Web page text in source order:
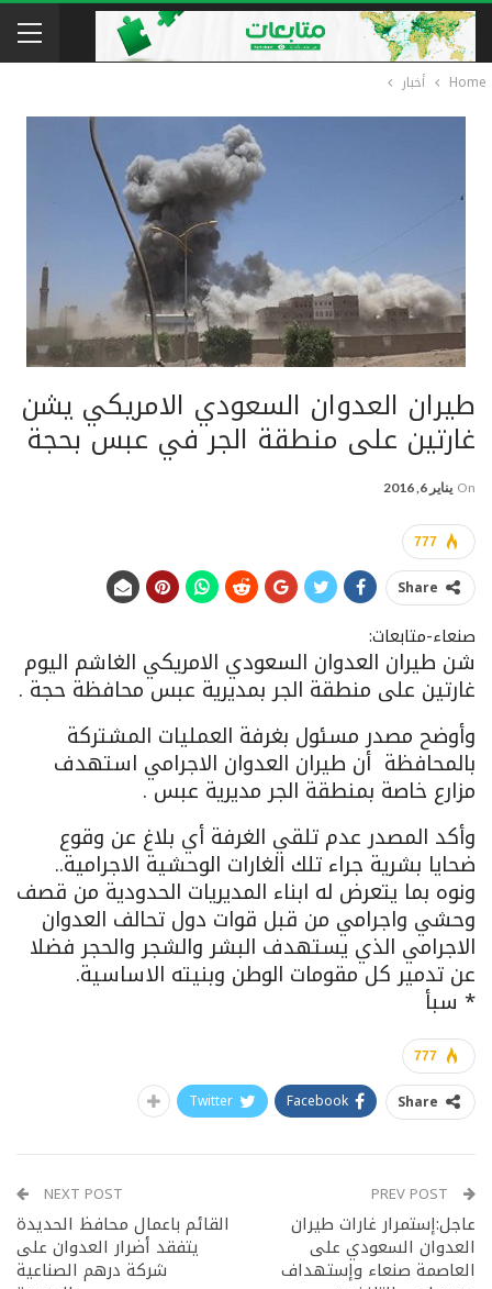
Home أخبار
طيران العدوان السعودي اﻻمريكي يشن
غارتين على منطقة الجر في عبس بحجة
On يناير 6, 2016
777
Share
صنعاء-متابعات:
شن طيران العدوان السعودي اﻻمريكي الغاشم اليوم
غارتين على منطقة الجر بمديرية عبس محافظة حجة .
وأوضح مصدر مسئول بغرفة العمليات المشتركة
بالمحافظة أن طيران العدوان اﻻجرامي استهدف
مزارع خاصة بمنطقة الجر مديرية عبس .
وأكد المصدر عدم تلقي الغرفة أي بلاغ عن وقوع
ضحايا بشرية جراء تلك الغارات الوحشية اﻻجرامية..
ونوه بما يتعرض له ابناء المديريات الحدودية من قصف
وحشي واجرامي من قبل قوات دول تحالف العدوان
اﻻجرامي الذي يستهدف البشر والشجر والحجر فضلا
عن تدمير كل مقومات الوطن وبنيته الاساسية.
* سبأ
777
Share
Facebook
Twitter
عاجل:إستمرار غارات طيران
العدوان السعودي على
العاصمة صنعاء وإستهداف
NEXT POST
القائم باعمال محافظ الحديدة
يتفقد أضرار العدوان على
شركة درهم الصناعية